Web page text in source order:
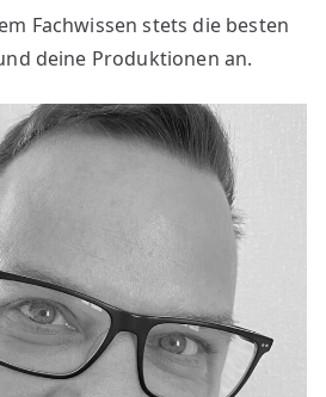
Fachwissen stets die besten
deine Produktionen an.